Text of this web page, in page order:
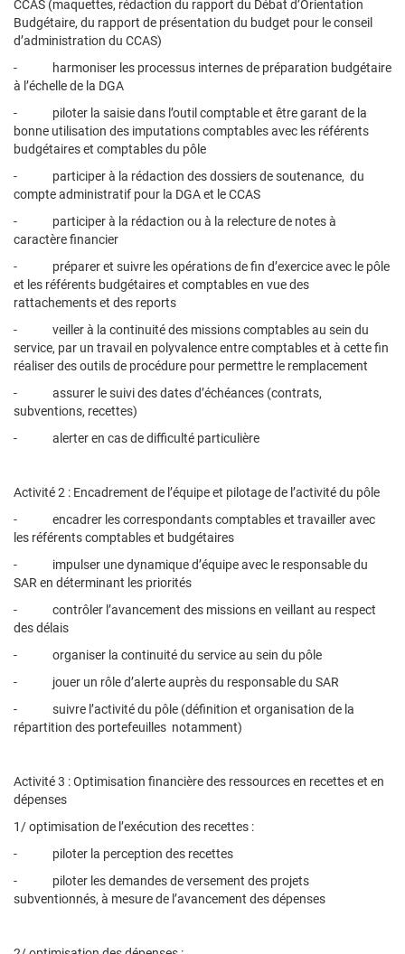
CCAS (maquettes, rédaction du rapport du Débat d’Orientation
Budgétaire, du rapport de présentation du budget pour le conseil
d’administration du CCAS)
- harmoniser les processus internes de préparation budgétaire
à l’échelle de la DGA
- piloter la saisie dans l’outil comptable et être garant de la
bonne utilisation des imputations comptables avec les référents
budgétaires et comptables du pôle
- participer à la rédaction des dossiers de soutenance, du
compte administratif pour la DGA et le CCAS
- participer à la rédaction ou à la relecture de notes à
caractère financier
- préparer et suivre les opérations de fin d’exercice avec le pôle
et les référents budgétaires et comptables en vue des
rattachements et des reports
- veiller à la continuité des missions comptables au sein du
service, par un travail en polyvalence entre comptables et à cette fin
réaliser des outils de procédure pour permettre le remplacement
- assurer le suivi des dates d’échéances (contrats,
subventions, recettes)
- alerter en cas de difficulté particulière
Activité 2 : Encadrement de l’équipe et pilotage de l’activité du pôle
- encadrer les correspondants comptables et travailler avec
les référents comptables et budgétaires
- impulser une dynamique d’équipe avec le responsable du
SAR en déterminant les priorités
- contrôler l’avancement des missions en veillant au respect
des délais
- organiser la continuité du service au sein du pôle
- jouer un rôle d’alerte auprès du responsable du SAR
- suivre l’activité du pôle (définition et organisation de la
répartition des portefeuilles notamment)
Activité 3 : Optimisation financière des ressources en recettes et en
dépenses
1/ optimisation de l’exécution des recettes :
- piloter la perception des recettes
- piloter les demandes de versement des projets
subventionnés, à mesure de l’avancement des dépenses